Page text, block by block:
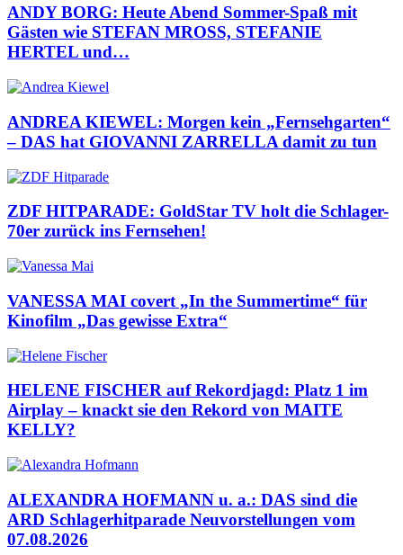
ANDY BORG: Heute Abend Sommer-Spaß mit
Gästen wie STEFAN MROSS, STEFANIE
HERTEL und…
ANDREA KIEWEL: Morgen kein „Fernsehgarten“
– DAS hat GIOVANNI ZARRELLA damit zu tun
ZDF HITPARADE: GoldStar TV holt die Schlager-
70er zurück ins Fernsehen!
VANESSA MAI covert „In the Summertime“ für
Kinofilm „Das gewisse Extra“
HELENE FISCHER auf Rekordjagd: Platz 1 im
Airplay – knackt sie den Rekord von MAITE
KELLY?
ALEXANDRA HOFMANN u. a.: DAS sind die
ARD Schlagerhitparade Neuvorstellungen vom
07.08.2026